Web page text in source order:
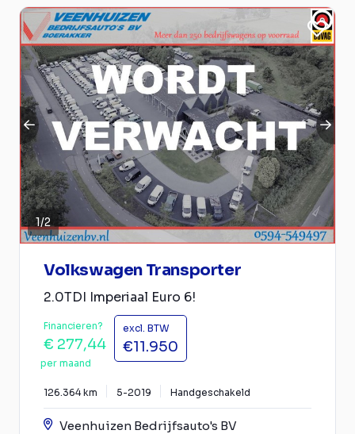
1/2
Volkswagen Transporter
2.0TDI Imperiaal Euro 6!
Financieren?
€ 277,44
per maand
excl. BTW
€11.950
126.364 km 5-2019 Handgeschakeld
Veenhuizen Bedrijfsauto's BV